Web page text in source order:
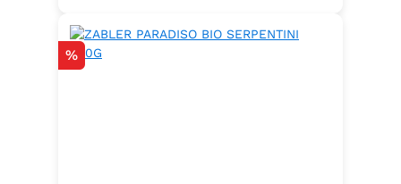
Rabatt
%